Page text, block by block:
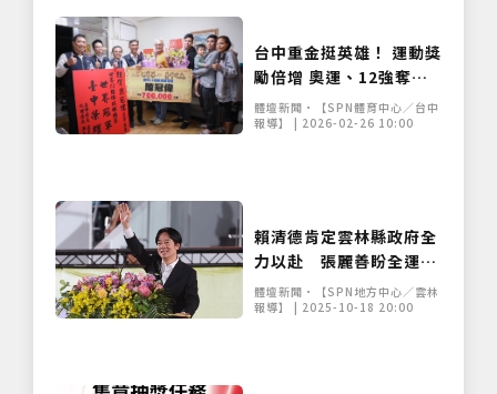
台中重金挺英雄！ 運動獎
勵倍增 奧運、12強奪冠
國手領高額獎金
體壇新聞•【SPN體育中心／台中
報導】 | 2026-02-26 10:00
賴清德肯定雲林縣政府全
力以赴 張麗善盼全運會
成全民運動盛典
體壇新聞•【SPN地方中心／雲林
報導】 | 2025-10-18 20:00
僅必需的Cookies